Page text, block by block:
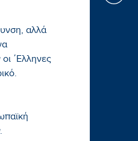
αλλά
΄Ελληνες